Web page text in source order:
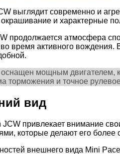
выглядит современно и
и характерные
продолжается атмосфера
время активного вождения.
мощным двигателем,
торможения и точное
вид
JCW привлекает внимание
которые делают его
внешнего вида Mini